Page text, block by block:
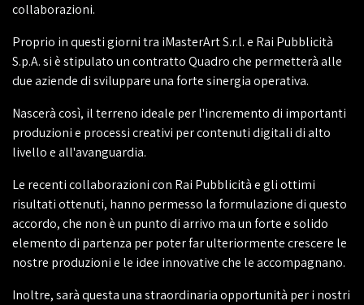
collaborazioni.
Proprio in questi giorni tra iMasterArt S.r.l. e Rai Pubblicità
S.p.A. si è stipulato un contratto Quadro che permetterà alle
due aziende di sviluppare una forte sinergia operativa.
Nascerà così, il terreno ideale per l'incremento di importanti
produzioni e processi creativi per contenuti digitali di alto
livello e all'avanguardia.
Le recenti collaborazioni con Rai Pubblicità e gli ottimi
risultati ottenuti, hanno permesso la formulazione di questo
accordo, che non è un punto di arrivo ma un forte e solido
elemento di partenza per poter far ulteriormente crescere le
nostre produzioni e le idee innovative che le accompagnano.
Inoltre, sarà questa una straordinaria opportunità per i nostri